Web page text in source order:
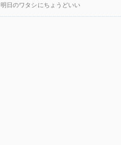
明日のワタシにちょうどいい